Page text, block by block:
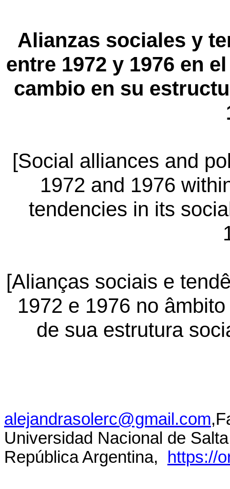
Alianzas sociales y
entre 1972 y 1976 en
cambio en su
[Social alliances and
1972 and 1976
tendencies in its
[Alianças sociais e
1972 e 1976 no
de sua estrutura
alejandrasolerc@gmail.com
Universidad Nacional de
República Argentina,
https://